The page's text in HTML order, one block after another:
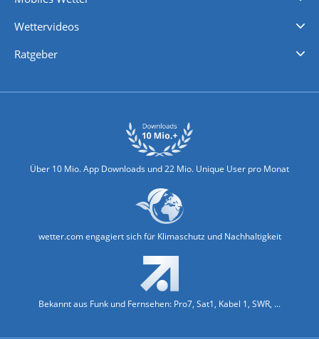
Wettervideos
Ratgeber
Über 10 Mio. App Downloads und 22 Mio. Unique User pro Monat
wetter.com engagiert sich für Klimaschutz und Nachhaltigkeit
Bekannt aus Funk und Fernsehen: Pro7, Sat1, Kabel 1, SWR, ...